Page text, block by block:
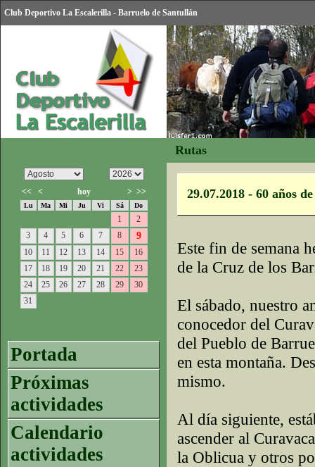
Club Deportivo La Escalerilla - Barruelo de Santullán
Rutas
<< < hoy > >>
Lu Ma Mi Ju Vi Sá Do
1
2
3
4 5 6 7 8 9
10 11 12 13 14 15
16
17
18 19 20 21 22
23
24
25 26 27 28 29
30
31
Portada
Próximas
actividades
Calendario
actividades
29.07.2018 - 60 años
Este fin de semana
de la Cruz de los
El sábado, nuestro
conocedor del
del Pueblo de
en esta montaña.
mismo.
Al día siguiente,
ascender al
la Oblicua y otros